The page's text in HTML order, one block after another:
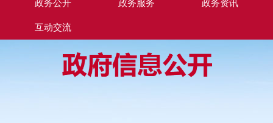
政务公开 政务服务 政务资讯
互动交流